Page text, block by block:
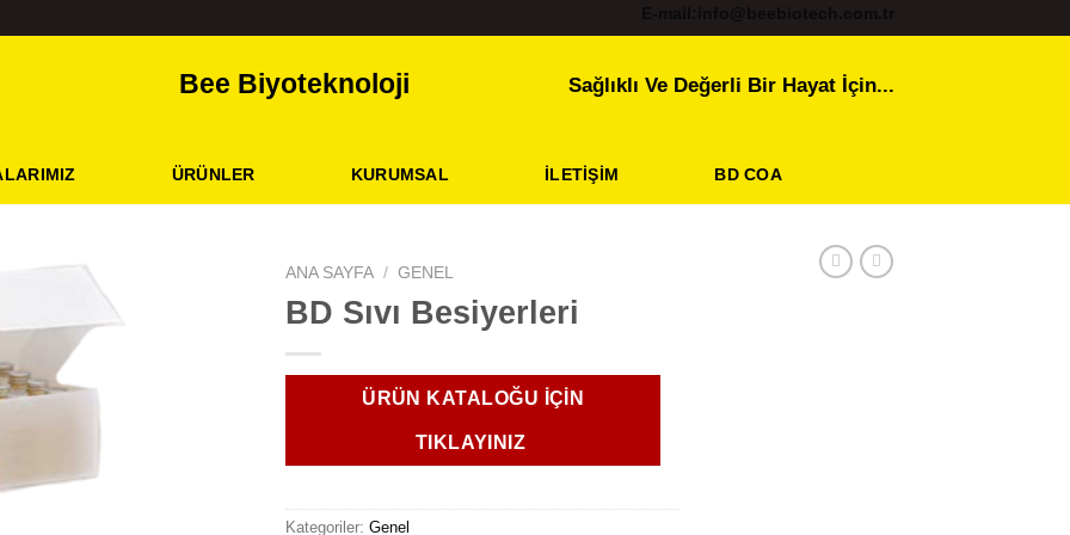
Bee Biyoteknoloji Sağlıklı Ve Değerli Bir Hayat İçin...
ÜRÜNLER KURUMSAL İLETIŞIM BD COA
ANA SAYFA / GENEL
BD Sıvı Besiyerleri
ÜRÜN KATALOĞU IÇIN
TIKLAYINIZ
Kategoriler: Genel